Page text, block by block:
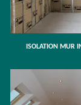
ISOLATION MUR